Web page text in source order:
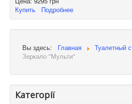
Купить
Подробнее
Вы здесь: Главная
Туалетный
Зеркало "Мульти"
Категорії